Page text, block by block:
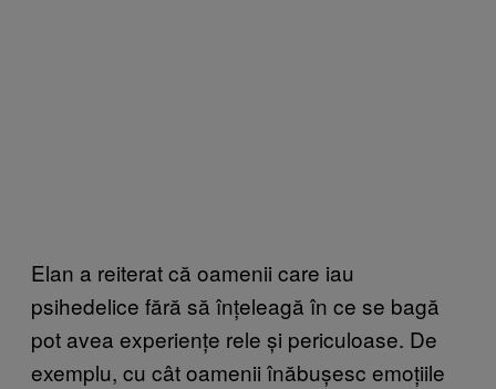
Elan a reiterat că oamenii care iau
psihedelice fără să înțeleagă în ce se bagă
pot avea experiențe rele și periculoase. De
exemplu, cu cât oamenii înăbușesc emoțiile